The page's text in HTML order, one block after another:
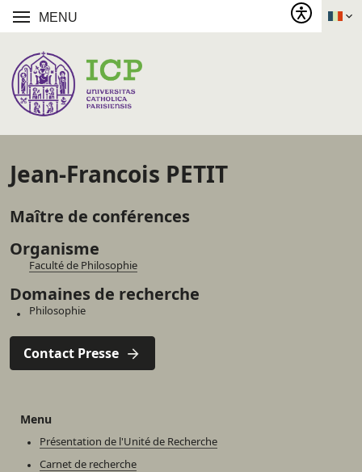
MENU
Jean-Francois PETIT
Maître de conférences
Organisme
Faculté de Philosophie
Domaines de recherche
Philosophie
Contact Presse
Menu
Présentation de l'Unité de Recherche
Carnet de recherche